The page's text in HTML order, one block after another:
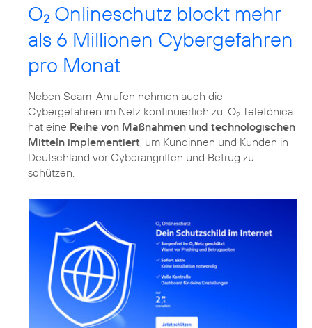
O2 Onlineschutz blockt mehr
als 6 Millionen Cybergefahren
pro Monat
Neben Scam-Anrufen nehmen auch die
Cybergefahren im Netz kontinuierlich zu. O2 Telefónica
hat eine Reihe von Maßnahmen und technologischen
Mitteln implementiert, um Kundinnen und Kunden in
Deutschland vor Cyberangriffen und Betrug zu
schützen.